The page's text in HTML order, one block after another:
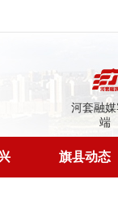
河套融
端
旗县动态